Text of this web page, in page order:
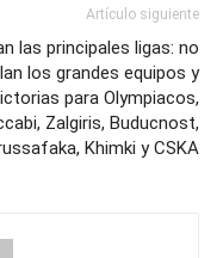
Artículo siguiente
las principales ligas: no
los grandes equipos y
para Olympiacos,
Zalgiris, Buducnost,
Khimki y CSKA